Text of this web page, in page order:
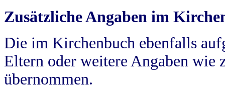
Zusätzliche Angaben im
Die im Kirchenbuch ebenfalls
Eltern oder weitere Angaben wie
übernommen.